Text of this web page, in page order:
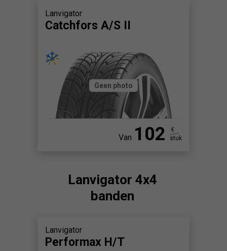
Lanvigator
Catchfors A/S II
Geen photo
Van 102
€
stuk
Lanvigator 4x4
banden
Lanvigator
Performax H/T